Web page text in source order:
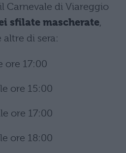
Carnevale di Viareggio
sfilate mascherate,
di sera:
ore 17:00
ore 15:00
ore 17:00
ore 18:00